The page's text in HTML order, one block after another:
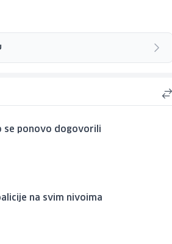
se ponovo dogovorili
na svim nivoima